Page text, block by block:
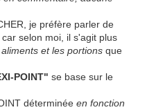
je préfère parler de
car selon moi, il s'agit plus
et les portions que
POINT" se base sur le
déterminée en fonction